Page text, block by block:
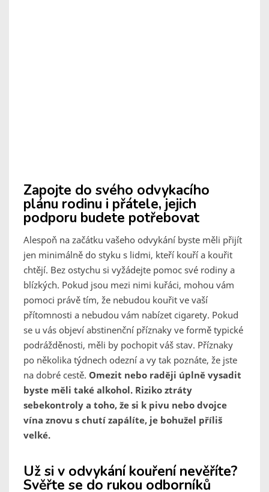
Zapojte do svého odvykacího
plánu rodinu i přátele, jejich
podporu budete potřebovat
Alespoň na začátku vašeho odvykání byste měli přijít
jen minimálně do styku s lidmi, kteří kouří a kouřit
chtějí. Bez ostychu si vyžádejte pomoc své rodiny a
blízkých. Pokud jsou mezi nimi kuřáci, mohou vám
pomoci právě tím, že nebudou kouřit ve vaší
přítomnosti a nebudou vám nabízet cigarety. Pokud
se u vás objeví abstinenční příznaky ve formě typické
podrážděnosti, měli by pochopit váš stav. Příznaky
po několika týdnech odezní a vy tak poznáte, že jste
na dobré cestě. Omezit nebo raději úplně vysadit
byste měli také alkohol. Riziko ztráty
sebekontroly a toho, že si k pivu nebo dvojce
vína znovu s chutí zapálíte, je bohužel příliš
velké.
Už si v odvykání kouření nevěříte?
Svěřte se do rukou odborníků